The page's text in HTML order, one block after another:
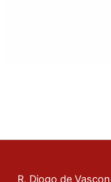
R. Diogo de